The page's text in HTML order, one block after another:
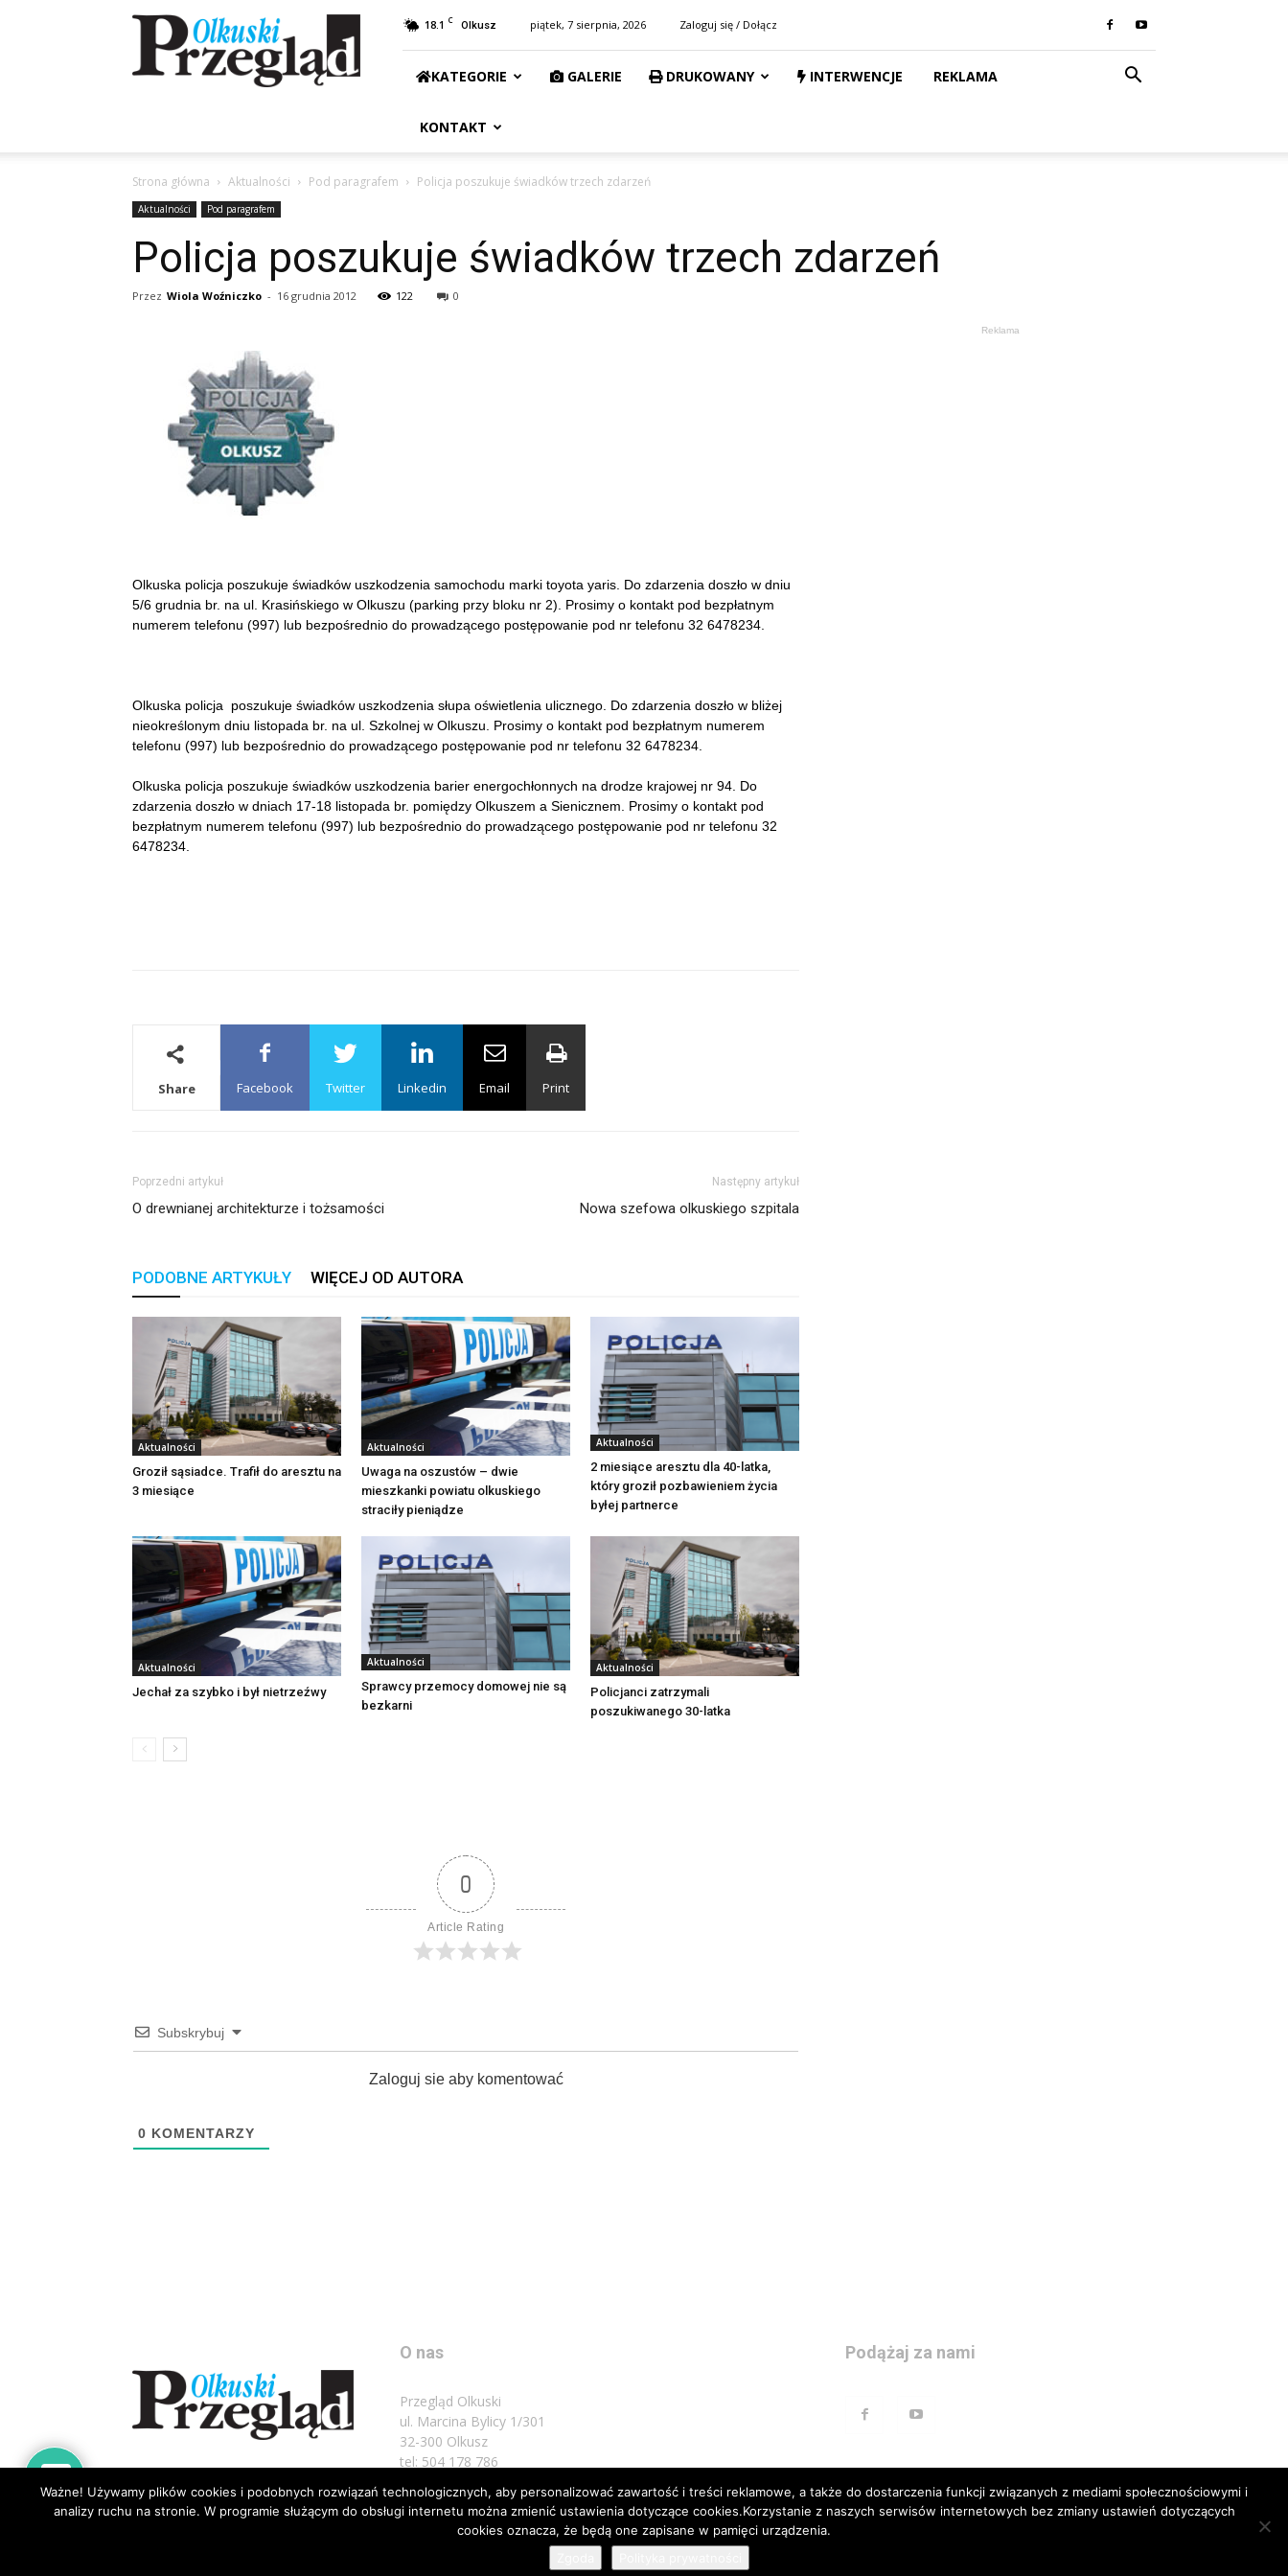
Przegląd
Olkuski
18.1 C Olkusz piątek, 7 sierpnia, 2026 Zaloguj się / Dołącz
KATEGORIE GALERIE DRUKOWANY INTERWENCJE REKLAMA
KONTAKT
Strona główna Aktualności Pod paragrafem Policja poszukuje świadków trzech zdarzeń
Aktualności Pod paragrafem
Policja poszukuje świadków trzech zdarzeń
Przez Wiola Woźniczko - 16 grudnia 2012 122 0
Olkuska policja poszukuje świadków uszkodzenia samochodu marki toyota yaris. Do zdarzenia doszło w dniu
5/6 grudnia br. na ul. Krasińskiego w Olkuszu (parking przy bloku nr 2). Prosimy o kontakt pod bezpłatnym
numerem telefonu (997) lub bezpośrednio do prowadzącego postępowanie pod nr telefonu 32 6478234.
Olkuska policja poszukuje świadków uszkodzenia słupa oświetlenia ulicznego. Do zdarzenia doszło w bliżej
nieokreślonym dniu listopada br. na ul. Szkolnej w Olkuszu. Prosimy o kontakt pod bezpłatnym numerem
telefonu (997) lub bezpośrednio do prowadzącego postępowanie pod nr telefonu 32 6478234.
Olkuska policja poszukuje świadków uszkodzenia barier energochłonnych na drodze krajowej nr 94. Do
zdarzenia doszło w dniach 17-18 listopada br. pomiędzy Olkuszem a Sienicznem. Prosimy o kontakt pod
bezpłatnym numerem telefonu (997) lub bezpośrednio do prowadzącego postępowanie pod nr telefonu 32
6478234.
Share Facebook Twitter Linkedin Email Print
Poprzedni artykuł
O drewnianej architekturze i tożsamości
Następny artykuł
Nowa szefowa olkuskiego szpitala
PODOBNE ARTYKUŁY WIĘCEJ OD AUTORA
Aktualności
Groził sąsiadce. Trafił do aresztu na
3 miesiące
Aktualności
Uwaga na oszustów – dwie
mieszkanki powiatu olkuskiego
straciły pieniądze
Aktualności
2 miesiące aresztu dla 40-latka,
który groził pozbawieniem życia
byłej partnerce
Aktualności
Jechał za szybko i był nietrzeźwy
Aktualności
Sprawcy przemocy domowej nie są
bezkarni
Aktualności
Policjanci zatrzymali
poszukiwanego 30-latka
0
Article Rating
Subskrybuj
Zaloguj sie aby komentować
0 KOMENTARZY
Reklama
O nas
Przegląd Olkuski
ul. Marcina Bylicy 1/301
32-300 Olkusz
tel: 504 178 786
Napisz do nas: biuro@przeglad.olkuski.pl
Podążaj za nami
Ważne! Używamy plików cookies i podobnych rozwiązań technologicznych, aby personalizować zawartość i treści reklamowe, a także do dostarczenia funkcji związanych z mediami społecznościowymi i
analizy ruchu na stronie. W programie służącym do obsługi internetu można zmienić ustawienia dotyczące cookies.Korzystanie z naszych serwisów internetowych bez zmiany ustawień dotyczących
cookies oznacza, że będą one zapisane w pamięci urządzenia.